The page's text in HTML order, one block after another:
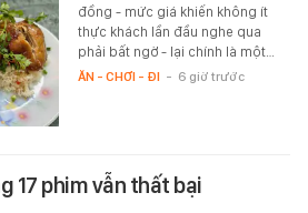
đồng - mức giá khiến không ít
thực khách lần đầu nghe qua
phải bất ngờ - lại chính là một…
ĂN - CHƠI - ĐI - 6 giờ trước
17 phim vẫn thất bại